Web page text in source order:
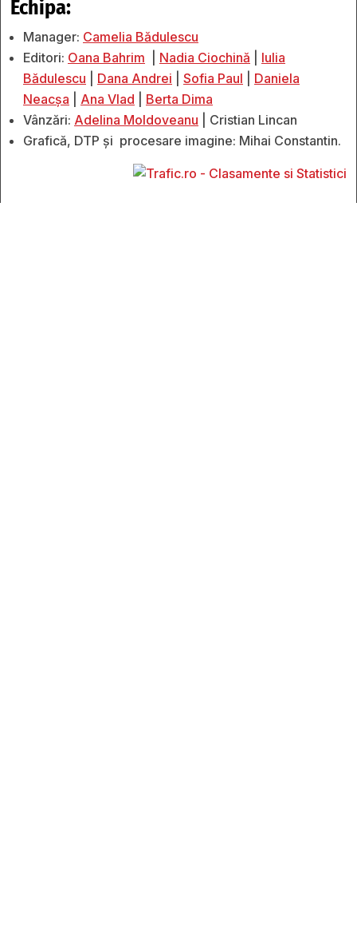
Echipa:
Manager: Camelia Bădulescu
Editori: Oana Bahrim Nadia Ciochină
Iulia
Bădulescu
Dana Andrei Sofia Paul
Daniela
Neacșa
Ana Vlad
Berta Dima
Vânzări: Adelina Moldoveanu | Cristian Lincan
Grafică, DTP și procesare imagine: Mihai Constantin.